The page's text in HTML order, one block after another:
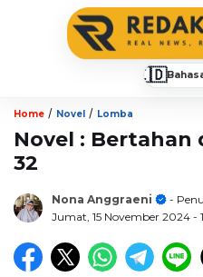
🇮🇩
Home / Novel / Lomba
Novel : Bertahan
32
Nona Anggraeni
-
Jumat, 15 November 2024 -